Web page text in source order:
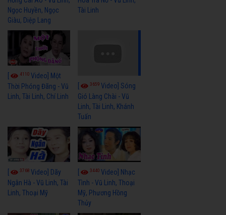
Ngọc Huyền, Ngọc
Giàu, Diệp Lang
Tài Linh
4110 Video] Một
Thời Phóng Đãng - Vũ
Linh, Tài Linh, Chí Linh
3659Video] Sóng
Gió Làng Chài - Vũ
Linh, Tài Linh, Khánh
Tuấn
3768 Video] Dãy
Ngân Hà - Vũ Linh, Tài
Linh, Thoại Mỹ
3440Video] Nhạc
Tình - Vũ Linh, Thoại
Mỹ, Phương Hồng
Thủy